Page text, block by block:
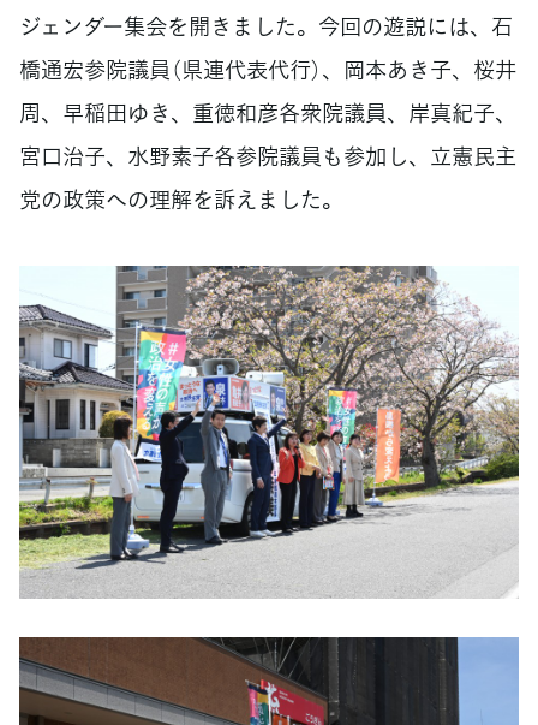
ジェンダー集会を開きました。今回の遊説には、石
橋通宏参院議員（県連代表代行）、岡本あき子、桜井
周、早稲田ゆき、重徳和彦各衆院議員、岸真紀子、
宮口治子、水野素子各参院議員も参加し、立憲民主
党の政策への理解を訴えました。